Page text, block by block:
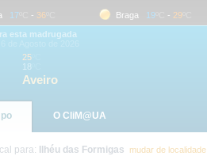
17 ºC 36 ºC Braga 19 ºC 29 ºC
esta madrugada
25
18
Aveiro
O CliM@UA
para: Ilhéu das Formigas mudar de localidade